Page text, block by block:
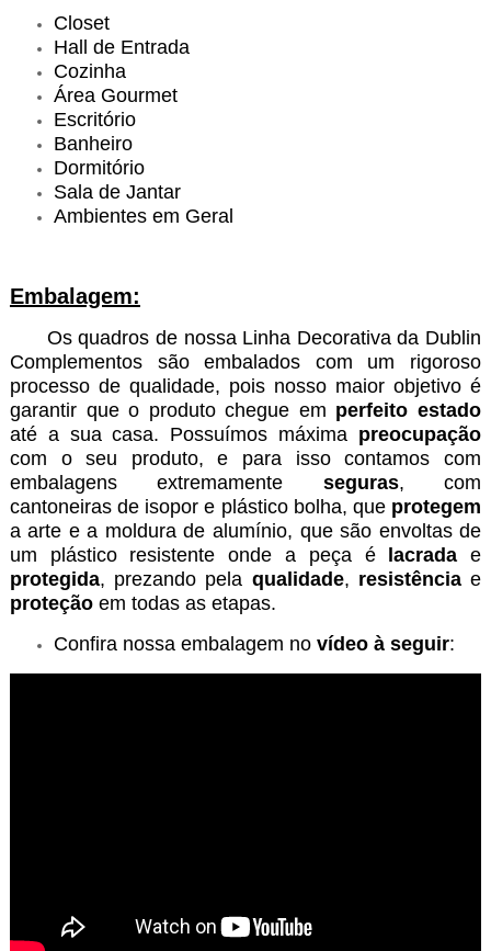
Closet
Hall de Entrada
Cozinha
Área Gourmet
Escritório
Banheiro
Dormitório
Sala de Jantar
Ambientes em Geral
Embalagem:
Os quadros de nossa Linha Decorativa da Dublin
Complementos são embalados com um rigoroso
processo de qualidade, pois nosso maior objetivo é
garantir que o produto chegue em perfeito estado
até a sua casa. Possuímos máxima preocupação
com o seu produto, e para isso contamos com
embalagens extremamente seguras, com
cantoneiras de isopor e plástico bolha, que protegem
a arte e a moldura de alumínio, que são envoltas de
um plástico resistente onde a peça é
lacrada e
protegida, prezando pela qualidade, resistênciae
proteçãoem todas as etapas.
Confira nossa embalagem no vídeo à seguir: